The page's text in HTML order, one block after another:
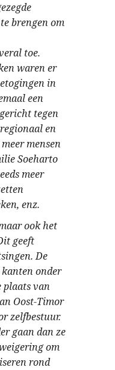
brengen om
toe.
waren er
in
een
tegen
en
mensen
Soeharto
meer
enz.
ook het
geeft
De
onder
van
Oost-Timor
zelfbestuur.
gaan dan ze
om
rond